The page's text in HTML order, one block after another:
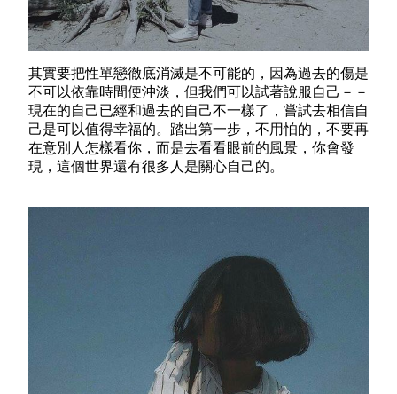
其實要把性單戀徹底消滅是不可能的，因為過去的傷是
不可以依靠時間便沖淡，但我們可以試著說服自己－－
現在的自己已經和過去的自己不一樣了，嘗試去相信自
己是可以值得幸福的。踏出第一步，不用怕的，不要再
在意別人怎樣看你，而是去看看眼前的風景，你會發
現，這個世界還有很多人是關心自己的。